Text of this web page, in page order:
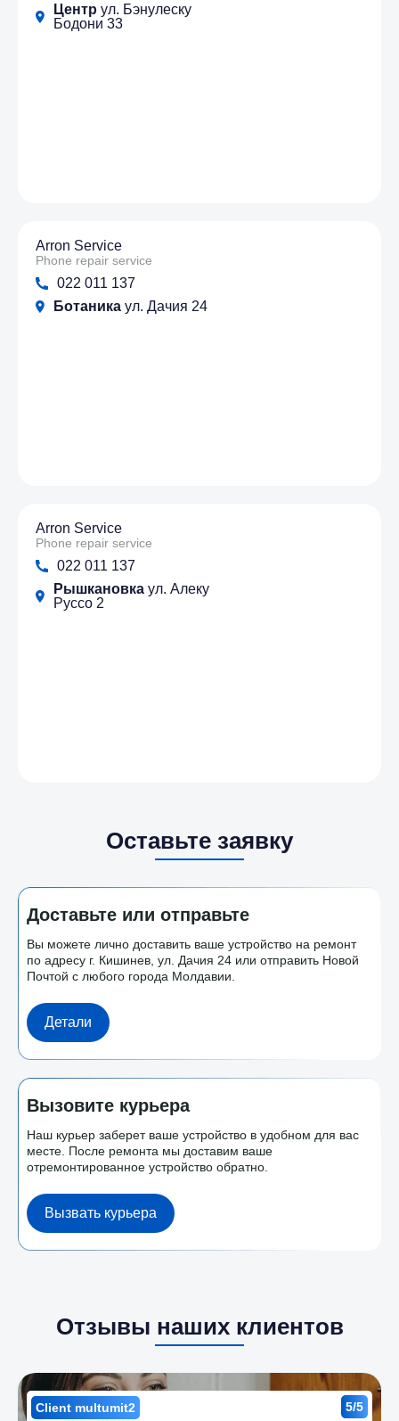
Центр ул. Бэнулеску
Бодони 33
Arron Service
Phone repair service
022 011 137
Ботаника ул. Дачия 24
Arron Service
Phone repair service
022 011 137
Рышкановка ул. Алеку
Руссо 2
Оставьте заявку
Доставьте или отправьте
Вы можете лично доставить ваше устройство на ремонт
по адресу г. Кишинев, ул. Дачия 24 или отправить Новой
Почтой с любого города Молдавии.
Детали
Вызовите курьера
Наш курьер заберет ваше устройство в удобном для вас
месте. После ремонта мы доставим ваше
отремонтированное устройство обратно.
Вызвать курьера
Отзывы наших клиентов
Client multumit2 5/5